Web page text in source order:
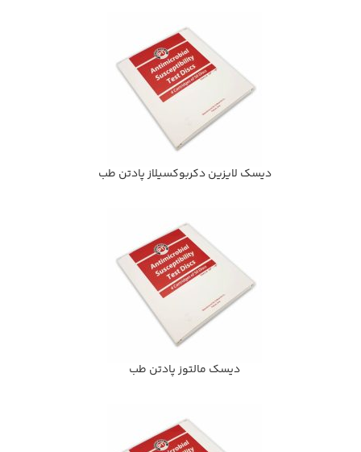
ديسك لايزين دكربوكسيلاز پادتن طب
ديسك مالتوز پادتن طب